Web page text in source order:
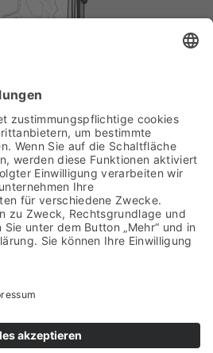
Vision, Mission,
Bildungsverständnis
und Sport